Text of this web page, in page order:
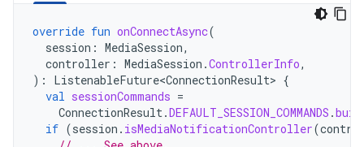
override fun onConnectAsync(
session : MediaSession,
controller : MediaSession .ControllerInfo,
):
ListenableFuture<ConnectionResult> {
val sessionCommands =
ConnectionResult.DEFAULT_SESSION_COMMANDS .
if (session . isMediaNotificationController(